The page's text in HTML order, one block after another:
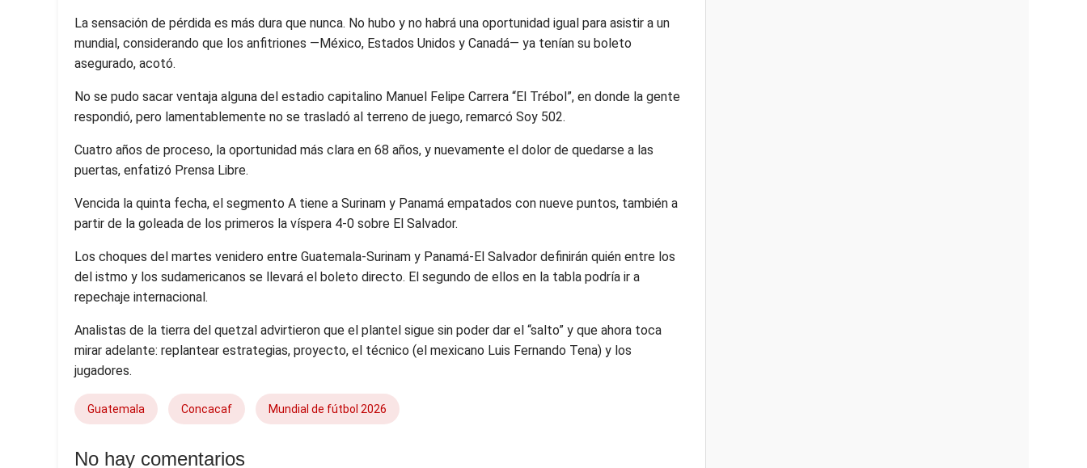
La sensación de pérdida es más dura que nunca. No hubo y no habrá una oportunidad igual para asistir a un
mundial, considerando que los anfitriones —México, Estados Unidos y Canadá— ya tenían su boleto
asegurado, acotó.
No se pudo sacar ventaja alguna del estadio capitalino Manuel Felipe Carrera “El Trébol”, en donde la gente
respondió, pero lamentablemente no se trasladó al terreno de juego, remarcó Soy 502.
Cuatro años de proceso, la oportunidad más clara en 68 años, y nuevamente el dolor de quedarse a las
puertas, enfatizó Prensa Libre.
Vencida la quinta fecha, el segmento A tiene a Surinam y Panamá empatados con nueve puntos, también a
partir de la goleada de los primeros la víspera 4-0 sobre El Salvador.
Los choques del martes venidero entre Guatemala-Surinam y Panamá-El Salvador definirán quién entre los
del istmo y los sudamericanos se llevará el boleto directo. El segundo de ellos en la tabla podría ir a
repechaje internacional.
Analistas de la tierra del quetzal advirtieron que el plantel sigue sin poder dar el “salto” y que ahora toca
mirar adelante: replantear estrategias, proyecto, el técnico (el mexicano Luis Fernando Tena) y los
jugadores.
Guatemala Concacaf Mundial de fútbol 2026
No hay comentarios